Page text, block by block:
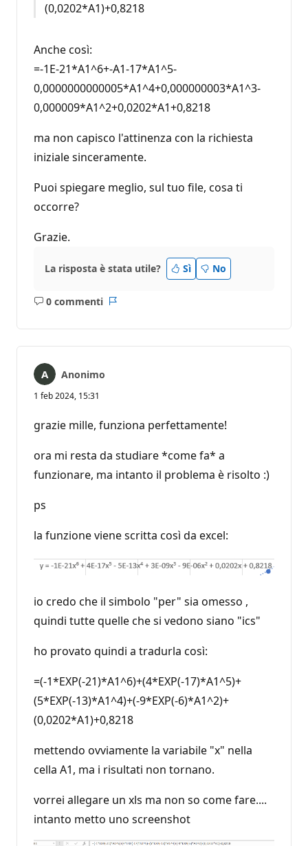
(0,0202*A1)+0,8218
Anche così:
=-1E-21*A1^6+-A1-17*A1^5-
0,0000000000005*A1^4+0,000000003*A1^3-
0,000009*A1^2+0,0202*A1+0,8218
ma non capisco l'attinenza con la richiesta
iniziale sinceramente.
Puoi spiegare meglio, sul tuo file, cosa ti
occorre?
Grazie.
La risposta è stata utile? Sì No
0 commenti
Nessun
Anonimo
1 feb 2024, 15:31
grazie mille, funziona perfettamente!
ora mi resta da studiare *come fa* a
funzionare, ma intanto il problema è risolto :)
ps
la funzione viene scritta così da excel:
io credo che il simbolo "per" sia omesso ,
quindi tutte quelle che si vedono siano "ics"
ho provato quindi a tradurla così:
=(-1*EXP(-21)*A1^6)+(4*EXP(-17)*A1^5)+
(5*EXP(-13)*A1^4)+(-9*EXP(-6)*A1^2)+
(0,0202*A1)+0,8218
mettendo ovviamente la variabile "x" nella
cella A1, ma i risultati non tornano.
vorrei allegare un xls ma non so come fare....
intanto metto uno screenshot